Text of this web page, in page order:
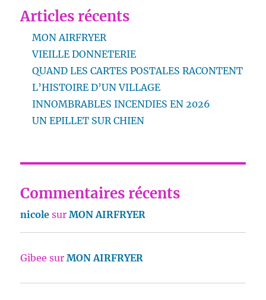
Articles récents
MON AIRFRYER
VIEILLE DONNETERIE
QUAND LES CARTES POSTALES RACONTENT
L’HISTOIRE D’UN VILLAGE
INNOMBRABLES INCENDIES EN 2026
UN EPILLET SUR CHIEN
Commentaires récents
nicole surMON AIRFRYER
Gibee surMON AIRFRYER